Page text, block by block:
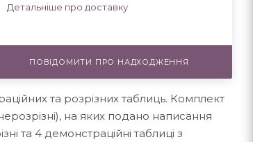
Детальніше про доставку
ПОВІДОМИТИ ПРО НАДХОДЖЕННЯ
та розрізних таблиць. Комплект
на яких подано написання
та 4 демонстраційні таблиці з